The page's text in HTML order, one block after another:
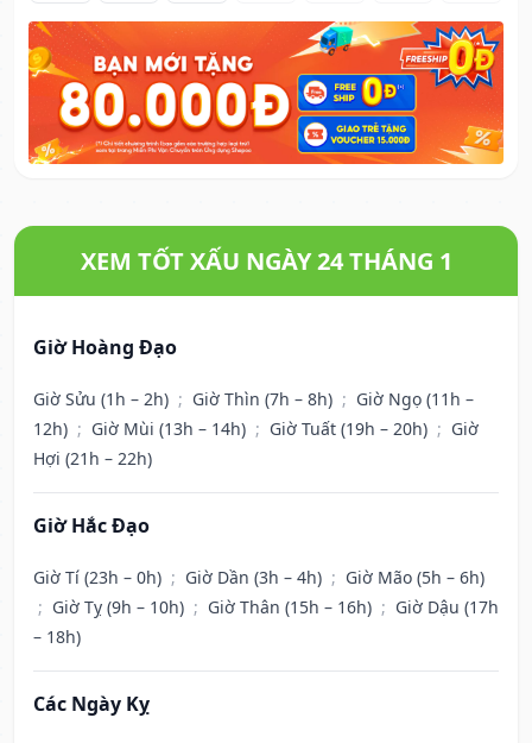
XEM TỐT XẤU NGÀY 24 THÁNG 1
Giờ Hoàng Đạo
Giờ Sửu (1h – 2h) ; Giờ Thìn (7h – 8h) ; Giờ Ngọ (11h –
12h) ; Giờ Mùi (13h – 14h) ; Giờ Tuất (19h – 20h) ; Giờ
Hợi (21h – 22h)
Giờ Hắc Đạo
Giờ Tí (23h – 0h) ; Giờ Dần (3h – 4h) ; Giờ Mão (5h – 6h)
; Giờ Tỵ (9h – 10h) ; Giờ Thân (15h – 16h) ; Giờ Dậu (17h
– 18h)
Các Ngày Kỵ